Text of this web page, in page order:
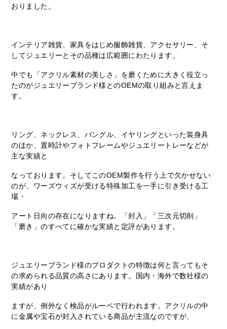
おりました。
インテリア雑貨、家具をはじめ服飾雑貨、アクセサリー、そ
してジュエリーとその品種は広範囲にわたります。
中でも「アクリル素材の美しさ」を磨くために大きく役立っ
たのがジュエリーブランド様とのOEMの取り組みと言えま
す。
リング、ネックレス、バングル、イヤリングといった装身具
のほか、置時計やフォトフレームやジュエリートレーなどが
主な実績と
なっております。そしてこのOEM製作を行う上で欠かせない
のが、ワーズウィズが受ける特殊加工を一手に引き受ける工
場・
アート日向の存在になりますね。「封入」「三次元切削」
「磨き」のすべてに確かな実績と定評があります。
ジュエリーブランド様のプロダクトの特徴は何と言ってもそ
の求められる品質の高さにあります。国内・海外で数社様の
実績があり
ますが、例外なく検品がルーペで行われます。アクリルの中
に金属や宝石が封入されている商品が主流なのですが、